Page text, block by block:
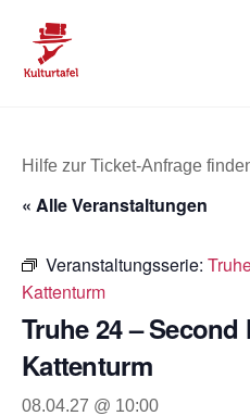
content
Hilfe zur Ticket-Anfrage
« Alle Veranstaltungen
Veranstaltungsserie:
Kattenturm
Truhe 24 – Second
Kattenturm
08.04.27 @ 10:00